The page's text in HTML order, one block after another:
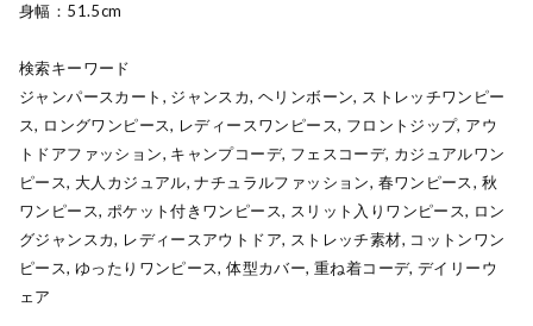
身幅：51.5cm
検索キーワード
ジャンパースカート, ジャンスカ, ヘリンボーン, ストレッチワンピー
ス, ロングワンピース, レディースワンピース, フロントジップ, アウ
トドアファッション, キャンプコーデ, フェスコーデ, カジュアルワン
ピース, 大人カジュアル, ナチュラルファッション, 春ワンピース, 秋
ワンピース, ポケット付きワンピース, スリット入りワンピース, ロン
グジャンスカ, レディースアウトドア, ストレッチ素材, コットンワン
ピース, ゆったりワンピース, 体型カバー, 重ね着コーデ, デイリーウ
ェア